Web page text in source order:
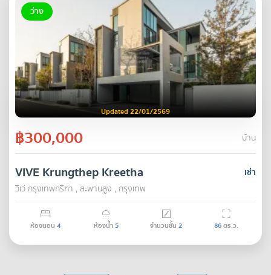
ว่าง
Updated 22/01/2569
฿300,000 บ้าน
เช่า
VIVE Krungthep Kreetha
วีเว่ กรุงเทพกรีฑา , สะพานสูง , กรุงเทพ
ห้องนอน 4 ห้องน้ำ5 จำนวนชั้น 2 86ตร.ว.